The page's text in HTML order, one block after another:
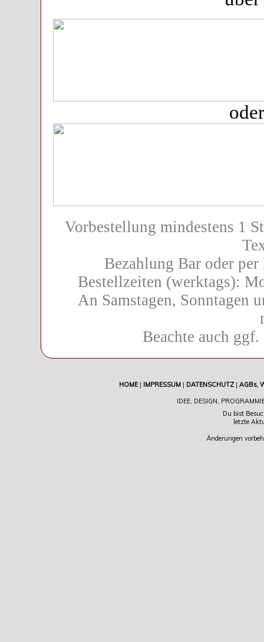
Vorbestellung mindestens 1
Bezahlung Bar oder
Bestellzeiten (werktags):
An Samstagen, Sonntagen
Beachte auch
HOME| IMPRESSUM| DATENSCHUTZ| AGBs,
IDEE, DESIGN,
Du bist
letzte
Änderungen